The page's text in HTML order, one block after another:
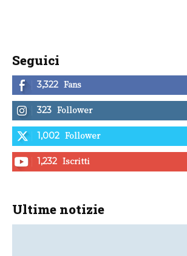
Seguici
3,322 Fans
323 Follower
1,002 Follower
1,232 Iscritti
Ultime notizie